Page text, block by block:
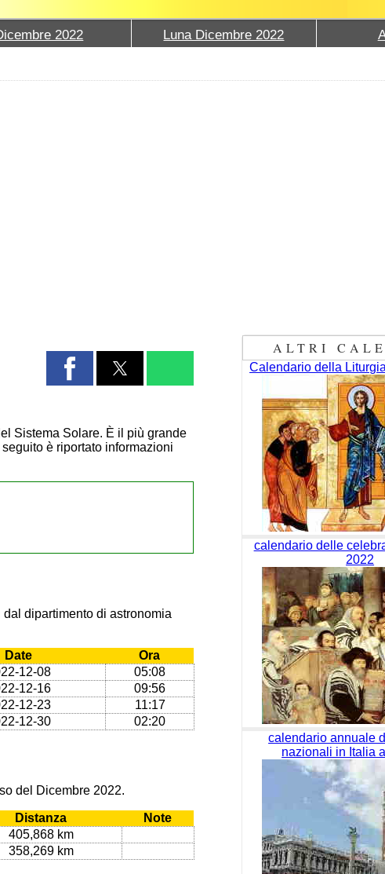
2022 Luna Dicembre 2022
Sistema Solare. È il più grande
è riportato informazioni
dipartimento di astronomia
Date
Ora
12-08
05:08
12-16
09:56
12-23
11:17
12-30 02:20
del Dicembre 2022.
Distanza
Note
405,868 km
358,269 km
ALTRI
Calendario della
calendario delle
2022
calendario annuale
nazionali in Italia